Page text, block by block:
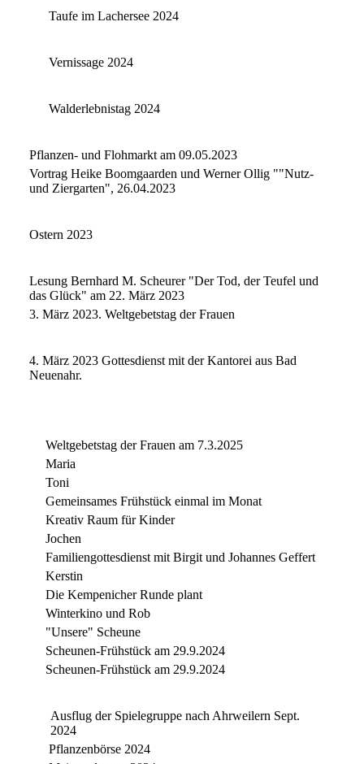
Taufe im Lachersee 2024
Vernissage 2024
Walderlebnistag 2024
Pflanzen- und Flohmarkt am 09.05.2023
Vortrag Heike Boomgaarden und Werner Ollig ""Nutz-
und Ziergarten", 26.04.2023
Ostern 2023
Lesung Bernhard M. Scheurer "Der Tod, der Teufel und
das Glück" am 22. März 2023
3. März 2023. Weltgebetstag der Frauen
4. März 2023 Gottesdienst mit der Kantorei aus Bad
Neuenahr.
Weltgebetstag der Frauen am 7.3.2025
Maria
Toni
Gemeinsames Frühstück einmal im Monat
Kreativ Raum für Kinder
Jochen
Familiengottesdienst mit Birgit und Johannes Geffert
Kerstin
Die Kempenicher Runde plant
Winterkino und Rob
"Unsere" Scheune
Scheunen-Frühstück am 29.9.2024
Scheunen-Frühstück am 29.9.2024
Ausflug der Spielegruppe nach Ahrweilern Sept.
2024
Pflanzenbörse 2024